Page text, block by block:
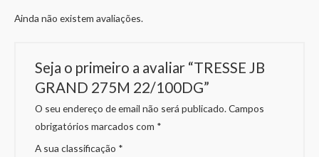
Ainda não existem avaliações.
Seja o primeiro a avaliar “TRESSE JB
GRAND 275M 22/100DG”
O seu endereço de email não será publicado. Campos
obrigatórios marcados com *
A sua classificação *